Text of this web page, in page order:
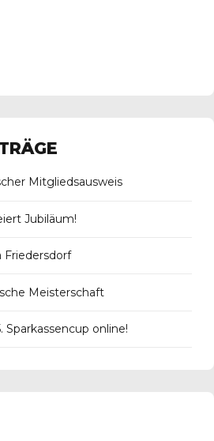
Mitgliedsausweis
Jubiläum!
Friedersdorf
Meisterschaft
online!